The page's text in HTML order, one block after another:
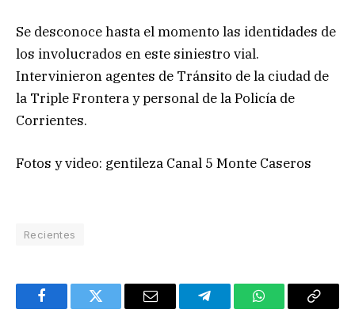
Se desconoce hasta el momento las identidades de
los involucrados en este siniestro vial.
Intervinieron agentes de Tránsito de la ciudad de
la Triple Frontera y personal de la Policía de
Corrientes.
Fotos y video: gentileza Canal 5 Monte Caseros
Recientes
FacebookTwitter Email TelegramWhatsAppCopy